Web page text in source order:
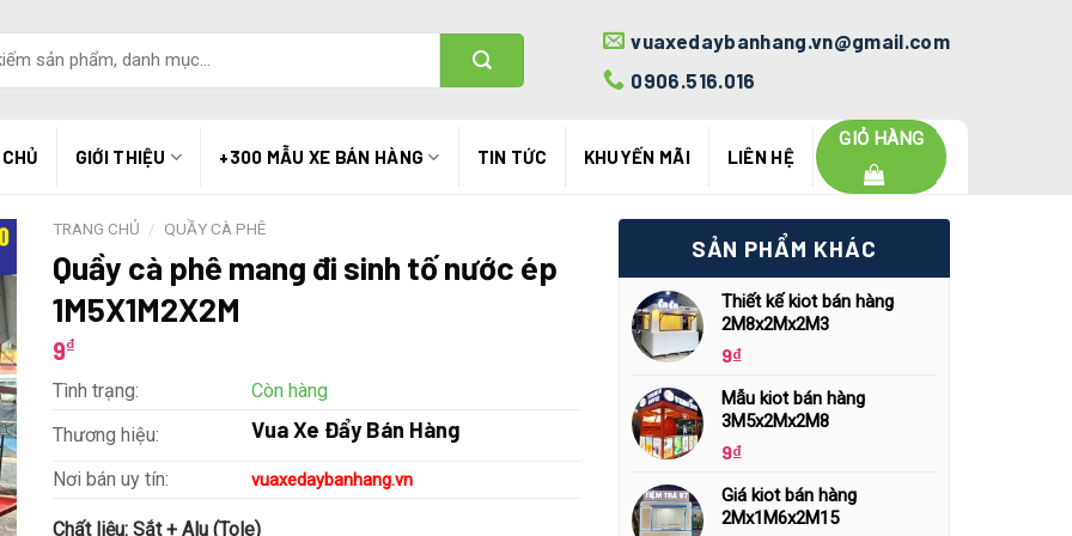
vuaxedaybanhang.vn@gmail.com
0906.516.016
GIỚI THIỆU +300 MẪU XE BÁN HÀNG TIN TỨC KHUYẾN MÃI LIÊN HỆ
GIỎ HÀNG
TRANG CHỦ / QUẦY CÀ PHÊ
Quầy cà phê mang đi sinh tố nước ép
1M5X1M2X2M
9₫
Tình trạng:
Còn hàng
Thương hiệu:
Vua Xe Đẩy Bán Hàng
Nơi bán uy tín: vuaxedaybanhang.vn
Chất liệu: Sắt + Alu (Tole)
SẢN PHẨM KHÁC
Thiết kế kiot bán hàng
2M8x2Mx2M3
9₫
Mẫu kiot bán hàng
3M5x2Mx2M8
9₫
Giá kiot bán hàng
2Mx1M6x2M15